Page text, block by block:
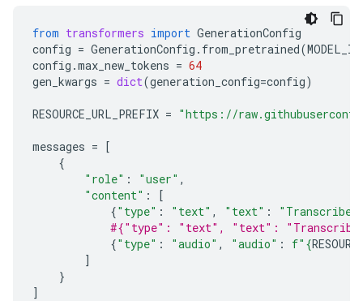
from transformers import GenerationConfig
config = GenerationConfig . from_pretrained(MODEL_ID
config .max_new_tokens = 64
gen_kwargs = dict(generation_config=config)
RESOURCE_URL_PREFIX = "https://
messages = [
{
"role" : "user" ,
"content" :
[
{"type" : "text" , "text" :
"Transcribe
#{"type": "text", "text": "Transcribe
{"type" : "audio" , "audio" : f" {
]
}
]